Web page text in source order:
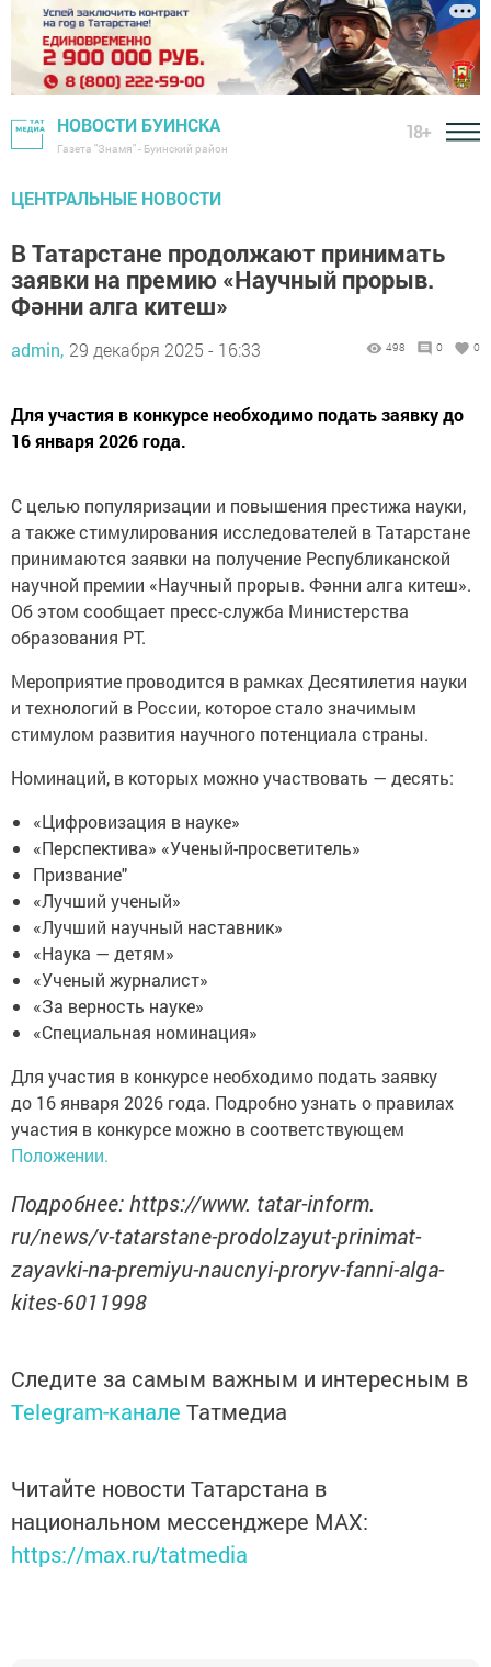
НОВОСТИ БУИНСКА
Газета "Знамя" - Буинский район
18+
ЦЕНТРАЛЬНЫЕ НОВОСТИ
В Татарстане продолжают принимать
заявки на премию «Научный прорыв.
Фәнни алга китеш»
admin, 29 декабря 2025 - 16:33 498 0 0
Для участия в конкурсе необходимо подать заявку до
16 января 2026 года.
С целью популяризации и повышения престижа науки,
а также стимулирования исследователей в Татарстане
принимаются заявки на получение Республиканской
научной премии «Научный прорыв. Фәнни алга китеш».
Об этом сообщает пресс-служба Министерства
образования РТ.
Мероприятие проводится в рамках Десятилетия науки
и технологий в России, которое стало значимым
стимулом развития научного потенциала страны.
Номинаций, в которых можно участвовать — десять:
«Цифровизация в науке»
«Перспектива» «Ученый-просветитель»
Призвание"
«Лучший ученый»
«Лучший научный наставник»
«Наука — детям»
«Ученый журналист»
«За верность науке»
«Специальная номинация»
Для участия в конкурсе необходимо подать заявку
до 16 января 2026 года. Подробно узнать о правилах
участия в конкурсе можно в соответствующем
Положении.
Подробнее: https://www. tatar-inform.
ru/news/v-tatarstane-prodolzayut-prinimat-
zayavki-na-premiyu-naucnyi-proryv-fanni-alga-
kites-6011998
Следите за самым важным и интересным в
Telegram-канале Татмедиа
Читайте новости Татарстана в
национальном мессенджере MАХ:
https://max.ru/tatmedia